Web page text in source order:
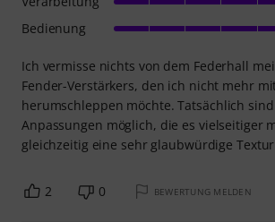
Ich vermisse nichts von dem Federhall
Fender-Verstärkers, den ich nicht mehr
herumschleppen möchte. Tatsächlich
Anpassungen möglich, die es vielseitiger
gleichzeitig eine sehr glaubwürdige
Bedienung
2 0 BEWERTUNG MELDEN